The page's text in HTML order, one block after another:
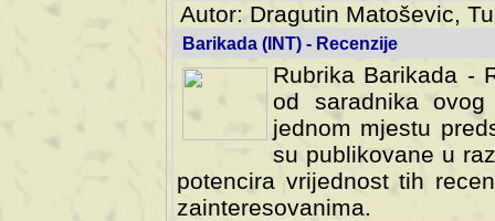
Autor: Dragutin Matoševic,
Barikada (INT) - Recenzije
Rubrika Barikada -
od saradnika
jednom mjestu
su publikovane u
potencira vrijednost tih
zainteresovanima.